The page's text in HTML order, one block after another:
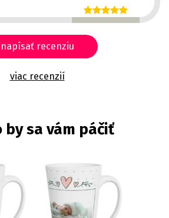
napísať recenziu
viac recenzií
by sa vám páčiť